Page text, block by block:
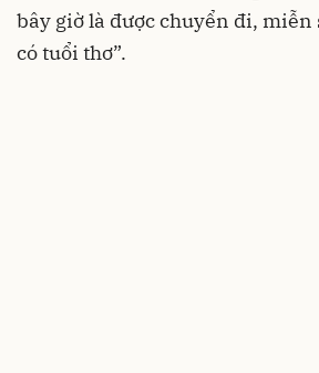
bây giờ là được chuyển đi, miễn
có tuổi thơ”.